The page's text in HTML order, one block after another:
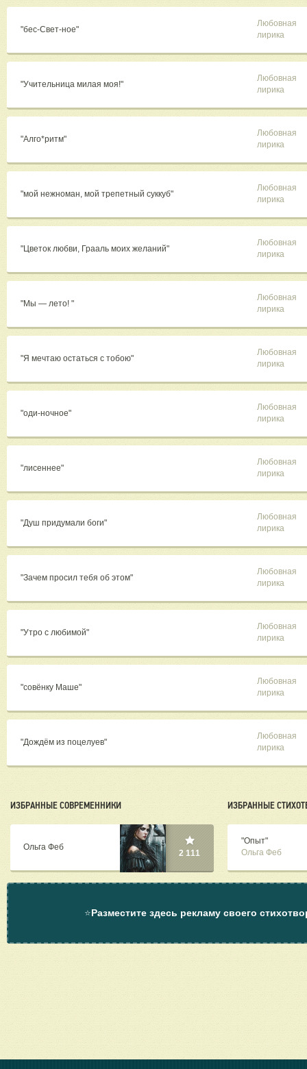
"бес-Свет-ное"
Любовная
лирика
"Учительница милая моя!"
Любовная
лирика
"Алго*ритм"
Любовная
лирика
"мой нежноман, мой трепетный суккуб"
Любовная
лирика
"Цветок любви, Грааль моих желаний"
Любовная
лирика
"Мы — лето! "
Любовная
лирика
"Я мечтаю остаться с тобою"
Любовная
лирика
"оди-ночное"
Любовная
лирика
"лисеннее"
Любовная
лирика
"Душ придумали боги"
Любовная
лирика
"Зачем просил тебя об этом"
Любовная
лирика
"Утро с любимой"
Любовная
лирика
"совёнку Маше"
Любовная
лирика
"Дождём из поцелуев"
Любовная
лирика
ИЗБРАННЫЕ СОВРЕМЕННИКИ
Ольга Феб
2 111
ИЗБРАННЫЕ
"Опыт"
Ольга Феб
⭐Разместите здесь рекламу своего